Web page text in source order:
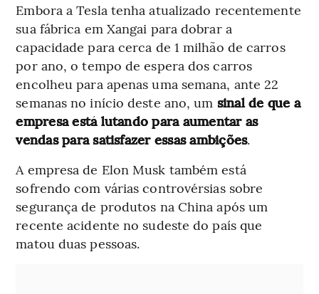
Embora a Tesla tenha atualizado recentemente
sua fábrica em Xangai para dobrar a
capacidade para cerca de 1 milhão de carros
por ano, o tempo de espera dos carros
encolheu para apenas uma semana, ante 22
semanas no início deste ano, um sinal de que a
empresa está lutando para aumentar as
vendas para satisfazer essas ambições.
A empresa de Elon Musk também está
sofrendo com várias controvérsias sobre
segurança de produtos na China após um
recente acidente no sudeste do país que
matou duas pessoas.